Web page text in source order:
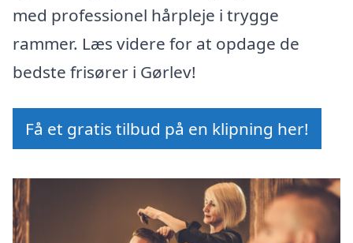
med professionel hårpleje i trygge
rammer. Læs videre for at opdage de
bedste frisører i Gørlev!
Få et gratis tilbud på en klipning her!